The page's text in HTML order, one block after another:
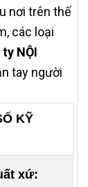
nơi trên thế
các loại
NỘI
tay người
KỸ
xứ: